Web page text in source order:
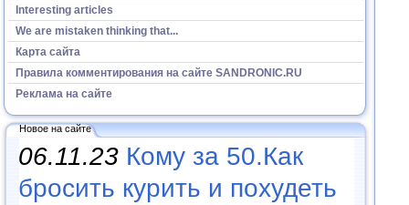
Interesting articles
We are mistaken thinking that...
Карта сайта
Правила комментирования на сайте SANDRONIC.RU
Реклама на сайте
Новое на сайте
06.11.23 Кому за 50.Как
бросить курить и похудеть